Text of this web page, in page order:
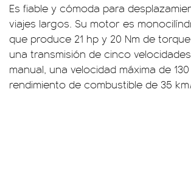
Es fiable y cómoda para
viajes largos. Su motor es
que produce 21 hp y 20 Nm de
una transmisión de cinco
manual, una velocidad máxima de
rendimiento de combustible de 35